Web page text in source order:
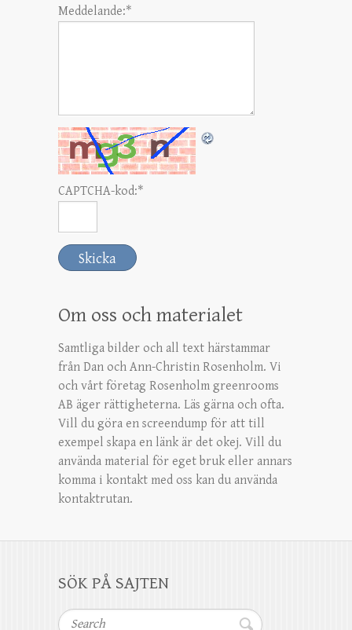
Meddelande:*
CAPTCHA-kod:*
Om oss och materialet
Samtliga bilder och all text härstammar
från Dan och Ann-Christin Rosenholm. Vi
och vårt företag Rosenholm greenrooms
AB äger rättigheterna. Läs gärna och ofta.
Vill du göra en screendump för att till
exempel skapa en länk är det okej. Vill du
använda material för eget bruk eller annars
komma i kontakt med oss kan du använda
kontaktrutan.
SÖK PÅ SAJTEN
Search